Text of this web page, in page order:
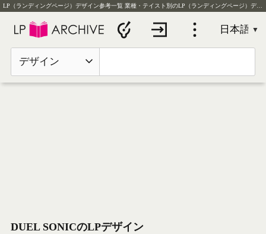
LP（ランディングページ）デザイン参考一覧 業種・テイスト別のLP（ランディングページ）デザイン実例を毎日更新
デザイン
DUEL SONICのLPデザイン